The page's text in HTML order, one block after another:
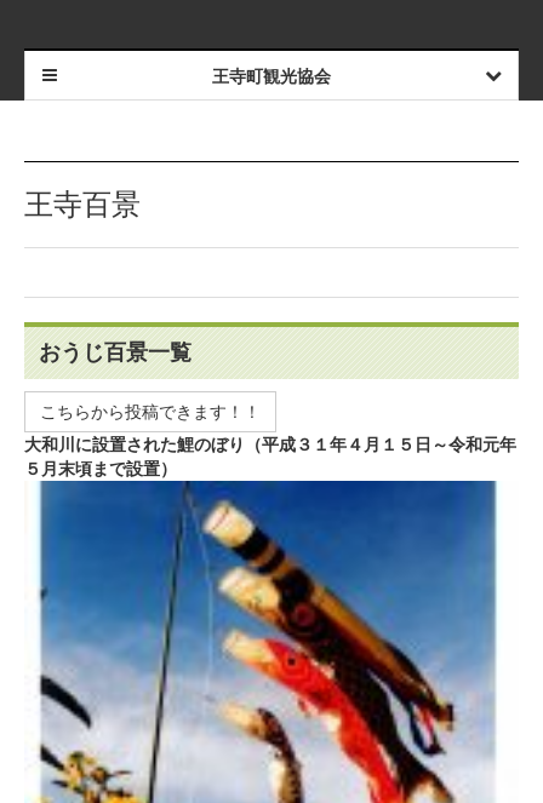
王寺町観光協会
王寺百景
おうじ百景一覧
こちらから投稿できます！！
大和川に設置された鯉のぼり（平成３１年４月１５日～令和元年
５月末頃まで設置）